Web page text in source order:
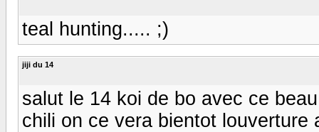
teal hunting..... ;)
jiji du 14
salut le 14 koi de bo avec ce
chili on ce vera bientot louverture